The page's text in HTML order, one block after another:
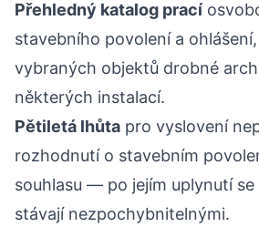
Přehledný katalog prací
stavebního povolení a
vybraných objektů drobné
některých instalací.
Pětiletá lhůta pro vyslovení
rozhodnutí o stavebním
souhlasu — po jejím uplynutí
stávají nezpochybnitelnými.